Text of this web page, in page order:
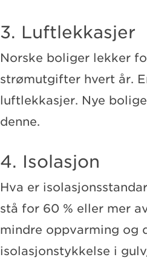
3. Luftlekkasjer
Norske boliger lekker
strømutgifter hvert år.
luftlekkasjer. Nye
denne.
4. Isolasjon
Hva er
stå for 60 % eller mer
mindre oppvarming og
isolasjonstykkelse i